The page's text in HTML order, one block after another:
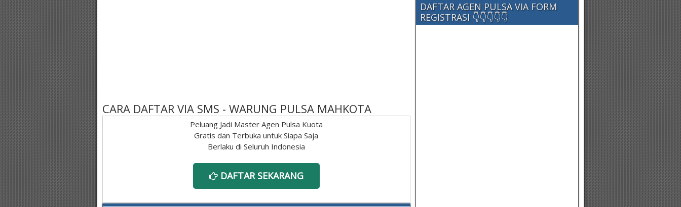
CARA DAFTAR VIA SMS - WARUNG PULSA MAHKOTA
Peluang Jadi Master Agen Pulsa Kuota
Gratis dan Terbuka untuk Siapa Saja
Berlaku di Seluruh Indonesia
DAFTAR SEKARANG
DAFTAR AGEN PULSA VIA FORM
REGISTRASI 👇👇👇👇👇